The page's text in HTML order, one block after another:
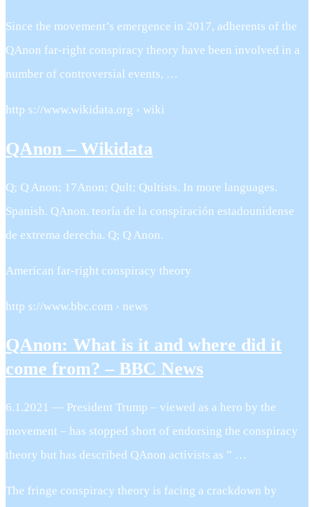
Since the movement’s emergence in 2017, adherents of the
QAnon far-right conspiracy theory have been involved in a
number of controversial events, …
http s://www.wikidata.org › wiki
QAnon – Wikidata
Q; Q Anon; 17Anon; Qult; Qultists. In more languages.
Spanish. QAnon. teoría de la conspiración estadounidense
de extrema derecha. Q; Q Anon.
American far-right conspiracy theory
http s://www.bbc.com › news
QAnon: What is it and where did it
come from? – BBC News
6.1.2021 — President Trump – viewed as a hero by the
movement – has stopped short of endorsing the conspiracy
theory but has described QAnon activists as ” …
The fringe conspiracy theory is facing a crackdown by